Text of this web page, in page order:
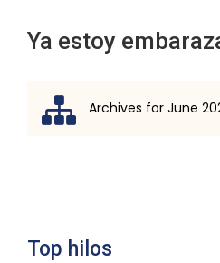
Ya estoy
Archives for June
Top hilos